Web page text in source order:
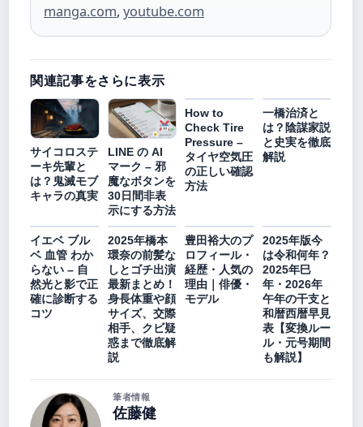
manga.com, youtube.com
関連記事をさらに表示
サイコロステ
ーキ先輩と
は？鬼滅モブ
キャラの真実
LINE の AI
マーク – 邪
魔なボタンを
30日間非表
示にする方法
How to
Check Tire
Pressure –
タイヤ空気圧
の正しい確認
方法
一橋治済と
は？陰謀家説
と史実を徹底
解説
イエベ ブル
ベ 血管 わか
らない – 自
然光と影で正
確に診断する
コツ
2025年橋本
環奈の前髪な
しとゴチ出演
最新まとめ！
身長体重や顔
サイズ、交際
相手、クビ疑
惑まで徹底解
説
豊田裕大のプ
ロフィール・
経歴・人気の
理由｜俳優・
モデル
2025年版今
は令和何年？
2025年巳
年・2026年
午年の干支と
和暦西暦早見
表【変換ルー
ル・元号期間
も解説】
筆者情報
佐藤健